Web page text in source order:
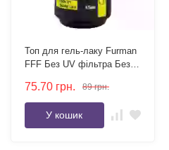
Топ для гель-лаку Furman
FFF Без UV фільтра Без
75.70 грн. 89 грн.
У кошик